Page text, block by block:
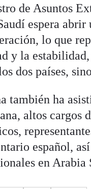
de Asuntos
espera
lo que
y la
dos países,
también ha
altos cargos
español,
en Arabia